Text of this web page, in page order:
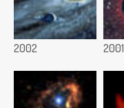
2002 2001